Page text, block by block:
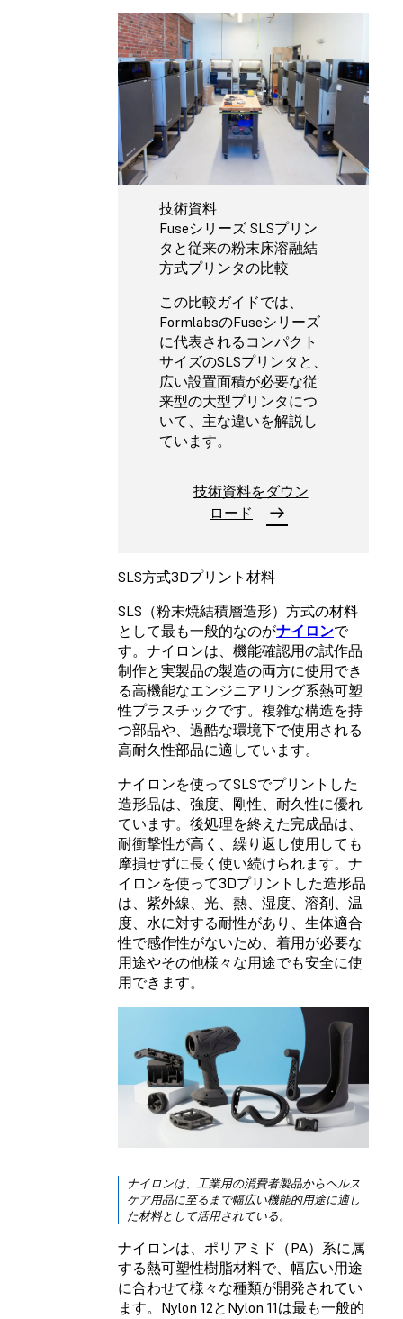
技術資料
Fuseシリーズ SLSプリン
タと従来の粉末床溶融結
方式プリンタの比較
この比較ガイドでは、
FormlabsのFuseシリーズ
に代表されるコンパクト
サイズのSLSプリンタと、
広い設置面積が必要な従
来型の大型プリンタにつ
いて、主な違いを解説し
ています。
技術資料をダウン
ロード
SLS方式3Dプリント材料
SLS（粉末焼結積層造形）方式の材料
として最も一般的なのがナイロンで
す。ナイロンは、機能確認用の試作品
制作と実製品の製造の両方に使用でき
る高機能なエンジニアリング系熱可塑
性プラスチックです。複雑な構造を持
つ部品や、過酷な環境下で使用される
高耐久性部品に適しています。
ナイロンを使ってSLSでプリントした
造形品は、強度、剛性、耐久性に優れ
ています。後処理を終えた完成品は、
耐衝撃性が高く、繰り返し使用しても
摩損せずに長く使い続けられます。ナ
イロンを使って3Dプリントした造形品
は、紫外線、光、熱、湿度、溶剤、温
度、水に対する耐性があり、生体適合
性で感作性がないため、着用が必要な
用途やその他様々な用途でも安全に使
用できます。
ナイロンは、工業用の消費者製品からヘルス
ケア用品に至るまで幅広い機能的用途に適し
た材料として活用されている。
ナイロンは、ポリアミド（PA）系に属
する熱可塑性樹脂材料で、幅広い用途
に合わせて様々な種類が開発されてい
ます。Nylon 12とNylon 11は最も一般的